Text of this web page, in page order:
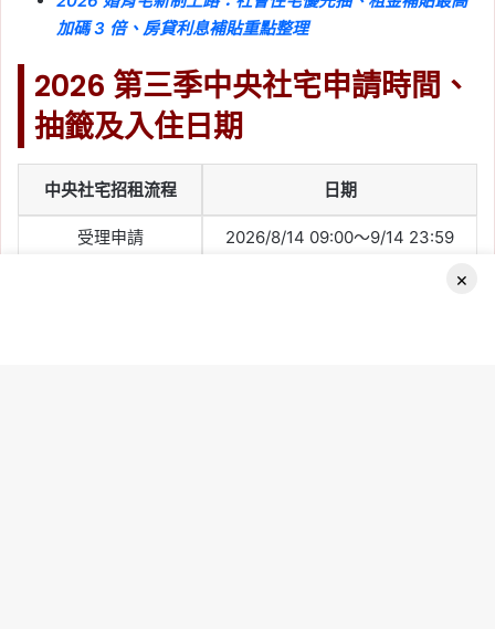
加碼 3 倍、房貸利息補貼重點整理
2026 第三季中央社宅申請時間、
抽籤及入住日期
中央社宅招租流程 日期
受理申請 2026/8/14 09:00～9/14 23:59
×